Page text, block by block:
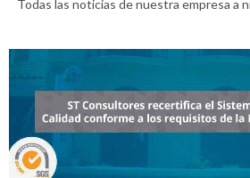
Todas las noticias de nuestra empresa a